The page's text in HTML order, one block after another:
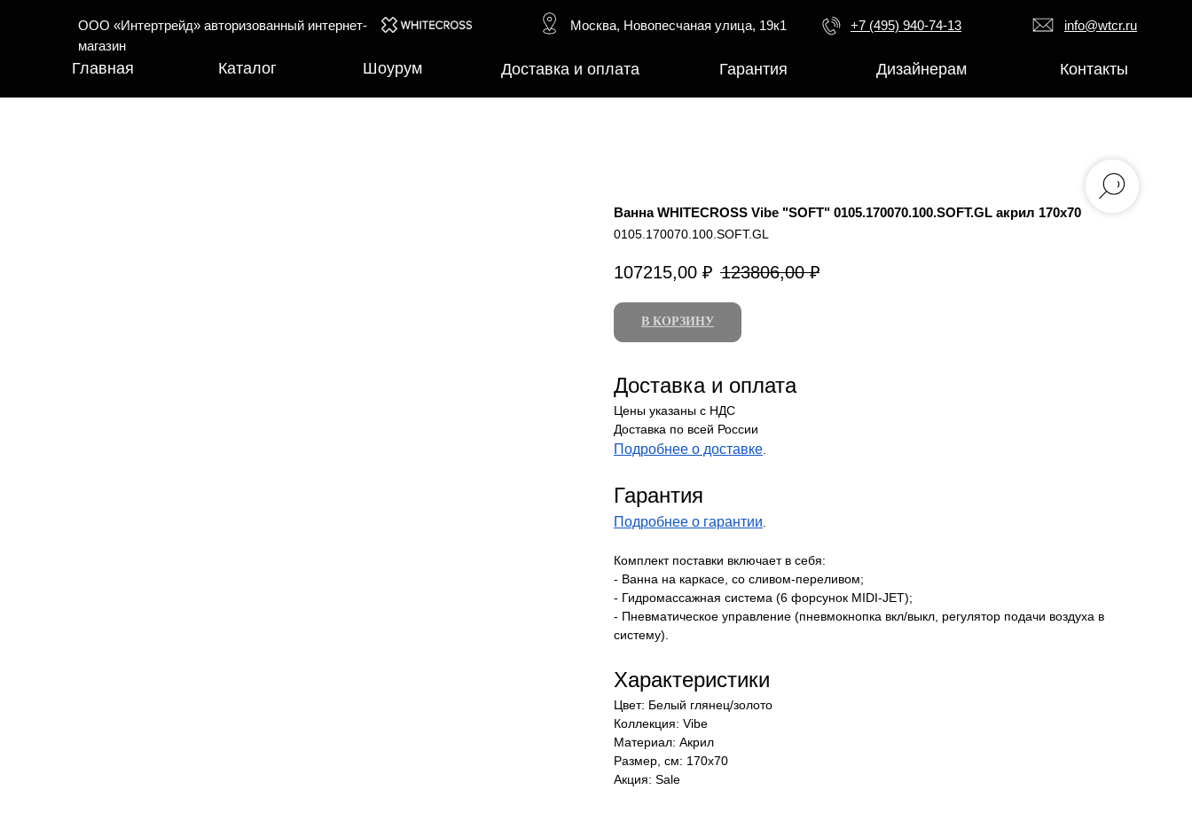
ООО «Интертрейд» авторизованный интернет-
магазин
Москва, Новопесчаная улица, 19к1 +7 (495) 940-74-13 info@wtcr.ru
Главная Каталог Шоурум Доставка и оплата Гарантия Дизайнерам Контакты
Ванна WHITECROSS Vibe "SOFT" 0105.170070.100.SOFT.GL акрил 170х70
0105.170070.100.SOFT.GL
107215,00 ₽ 123806,00 ₽
В КОРЗИНУ
Доставка и оплата
Цены указаны с НДС
Доставка по всей России
Подробнее о доставке.
Гарантия
Подробнее о гарантии.
Комплект поставки включает в себя:
- Ванна на каркасе, со сливом-переливом;
- Гидромассажная система (6 форсунок MIDI-JET);
- Пневматическое управление (пневмокнопка вкл/выкл, регулятор подачи воздуха в
систему).
Характеристики
Цвет: Белый глянец/золото
Коллекция: Vibe
Материал: Акрил
Размер, см: 170х70
Акция: Sale